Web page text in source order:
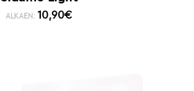
ALKAEN: 10,90€